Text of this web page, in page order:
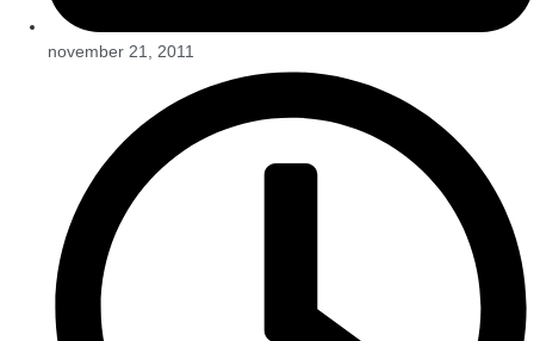
november 21, 2011